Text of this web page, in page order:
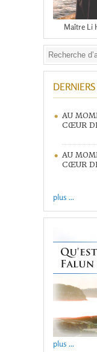
Maître Li
AU
CŒUR
AU
CŒUR
plus ...
plus ...